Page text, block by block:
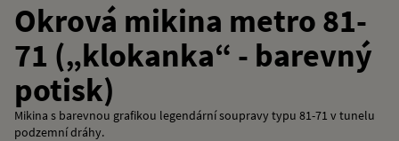
Okrová mikina metro 81-
71 („klokanka“ - barevný
potisk)
Mikina s barevnou grafikou legendární soupravy typu 81-71 v tunelu
podzemní dráhy.